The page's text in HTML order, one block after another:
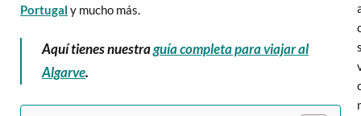
Portugal y mucho más.
Aquí tienes nuestraguía completa para viajar al
Algarve.